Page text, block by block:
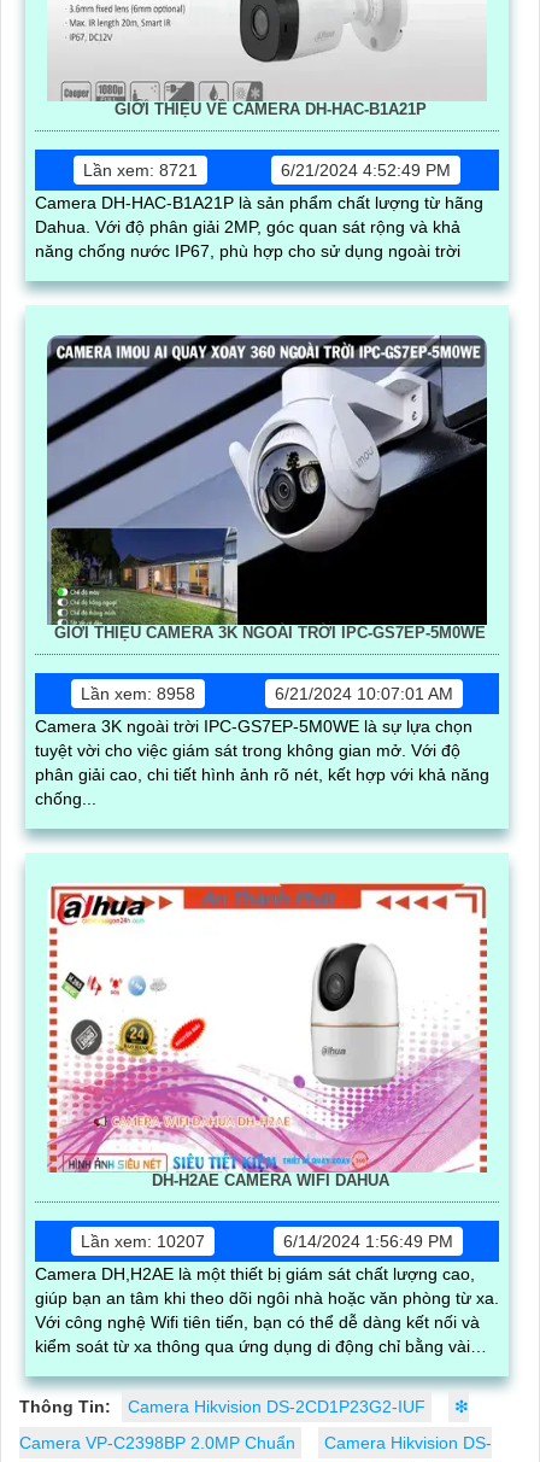
GIỚI THIỆU VỀ CAMERA DH-HAC-B1A21P
Lần xem: 8721
6/21/2024 4:52:49 PM
Camera DH-HAC-B1A21P là sản phẩm chất lượng từ hãng
Dahua. Với độ phân giải 2MP, góc quan sát rộng và khả
năng chống nước IP67, phù hợp cho sử dụng ngoài trời
GIỚI THIỆU CAMERA 3K NGOÀI TRỜI IPC-GS7EP-5M0WE
Lần xem: 8958
6/21/2024 10:07:01 AM
Camera 3K ngoài trời IPC-GS7EP-5M0WE là sự lựa chọn
tuyệt vời cho việc giám sát trong không gian mở. Với độ
phân giải cao, chi tiết hình ảnh rõ nét, kết hợp với khả năng
chống...
DH-H2AE CAMERA WIFI DAHUA
Lần xem: 10207
6/14/2024 1:56:49 PM
Camera DH,H2AE là một thiết bị giám sát chất lượng cao,
giúp bạn an tâm khi theo dõi ngôi nhà hoặc văn phòng từ xa.
Với công nghệ Wifi tiên tiến, bạn có thể dễ dàng kết nối và
kiểm soát từ xa thông qua ứng dụng di động chỉ bằng vài
Thông Tin:
Camera Hikvision DS-2CD1P23G2-IUF
❇
Camera VP-C2398BP 2.0MP Chuẩn
Camera Hikvision DS-